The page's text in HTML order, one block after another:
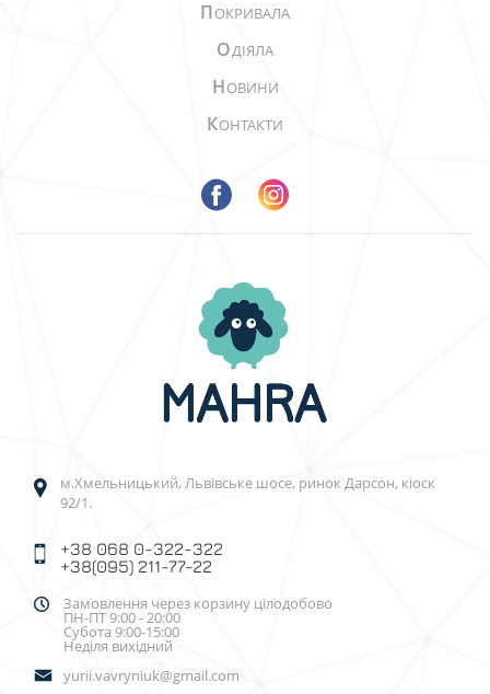
ПОКРИВАЛА
ОДІЯЛА
НОВИНИ
КОНТАКТИ
м.Хмельницький, Львівське шосе, ринок Дарсон, кіоск
92/1.
+38 068 0-322-322
+38(095) 211-77-22
Замовлення через корзину цілодобово
ПН-ПТ 9:00 - 20:00
Субота 9:00-15:00
Неділя вихідний
yurii.vavryniuk@gmail.com